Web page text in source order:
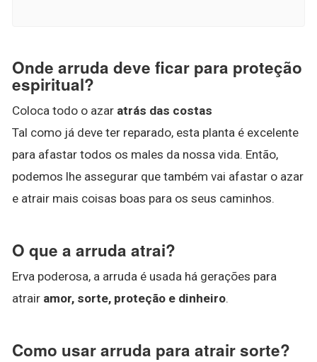
Onde arruda deve ficar para proteção
espiritual?
Coloca todo o azar atrás das costas
Tal como já deve ter reparado, esta planta é excelente
para afastar todos os males da nossa vida. Então,
podemos lhe assegurar que também vai afastar o azar
e atrair mais coisas boas para os seus caminhos.
O que a arruda atrai?
Erva poderosa, a arruda é usada há gerações para
atrair amor, sorte, proteção e dinheiro.
Como usar arruda para atrair sorte?